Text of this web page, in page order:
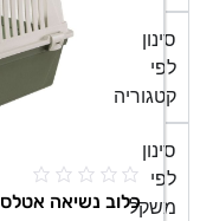
סינון
לפי
קטגוריה
סינון
לפי
משקלכלוב נשיאה אטלס 10 לכלבים וחתולים